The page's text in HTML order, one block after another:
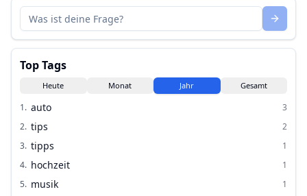
Top Tags
Heute Monat Jahr Gesamt
1. auto
3
2. tips
2
3. tipps
1
4. hochzeit
1
5. musik
1